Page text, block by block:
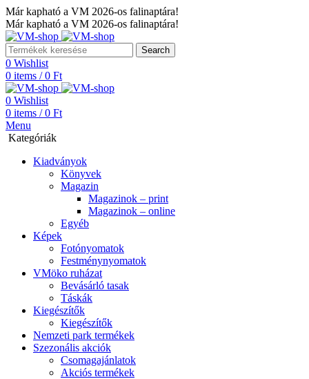
Már kapható a VM 2026-os falinaptára!
Már kapható a VM 2026-os falinaptára!
Search
0 Wishlist
0 items / 0 Ft
0 Wishlist
0 items / 0 Ft
Menu
Kategóriák
Kiadványok
Könyvek
Magazin
Magazinok – print
Magazinok – online
Egyéb
Képek
Fotónyomatok
Festménynyomatok
VMöko ruházat
Bevásárló tasak
Táskák
Kiegészítők
Kiegészítők
Nemzeti park termékek
Szezonális akciók
Csomagajánlatok
Akciós termékek